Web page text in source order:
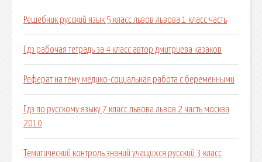
Решебник русский язык 5 класс львов львова 1 класс часть
Гдз рабочая тетрадь за 4 класс автор дмитриева казаков
Реферат на тему медико-социальная работа с беременными
Гдз по русскому языку 7 класс львова львов 2 часть москва
2010
Тематический контроль знаний учащихся русский 3 класс